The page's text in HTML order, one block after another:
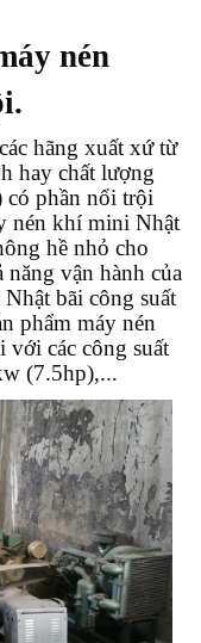
nén
hãng xuất xứ từ
hay chất lượng
có phần nổi trội
nén khí mini Nhật
hề nhỏ cho
vận hành của
bãi công suất
phẩm máy nén
các công suất
(7.5hp),...